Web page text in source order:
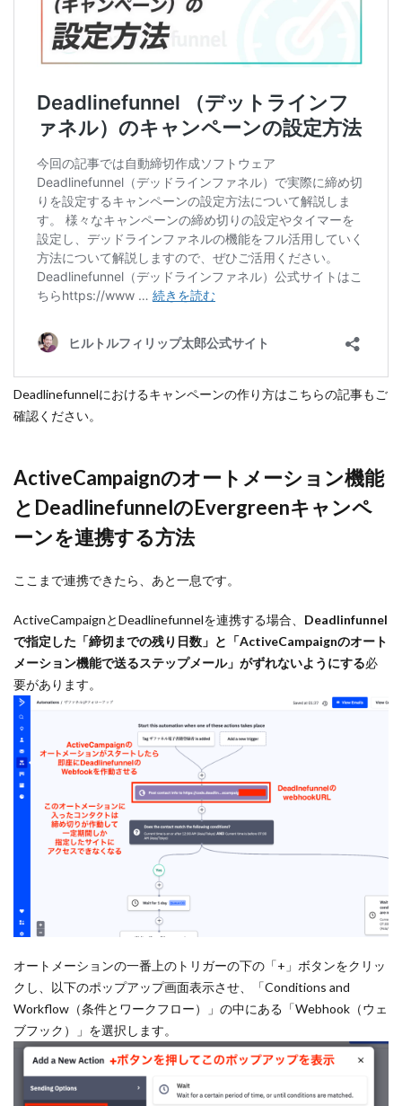
Deadlinefunnelにおけるキャンペーンの作り方はこちらの記事もご
確認ください。
ActiveCampaignのオートメーション機能
とDeadlinefunnelのEvergreenキャンペ
ーンを連携する方法
ここまで連携できたら、あと一息です。
ActiveCampaignとDeadlinefunnelを連携する場合、 Deadlinfunnel
で指定した「締切までの残り日数」と「ActiveCampaignのオート
メーション機能で送るステップメール」がずれないようにする必
要があります。
オートメーションの一番上のトリガーの下の「+」ボタンをクリッ
クし、以下のポップアップ画面表示させ、「Conditions and
Workflow（条件とワークフロー）」の中にある「Webhook（ウェ
ブフック）」を選択します。